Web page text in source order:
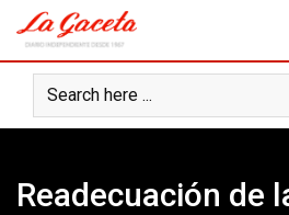
content
Readecuación de